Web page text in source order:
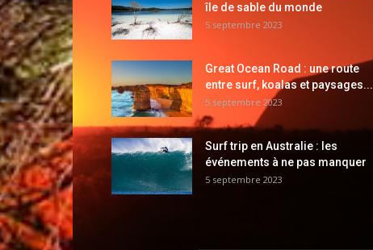
île de sable du monde
5 septembre 2023
Great Ocean Road : une route
entre surf, koalas et paysages...
5 septembre 2023
Surf trip en Australie : les
événements à ne pas manquer
5 septembre 2023